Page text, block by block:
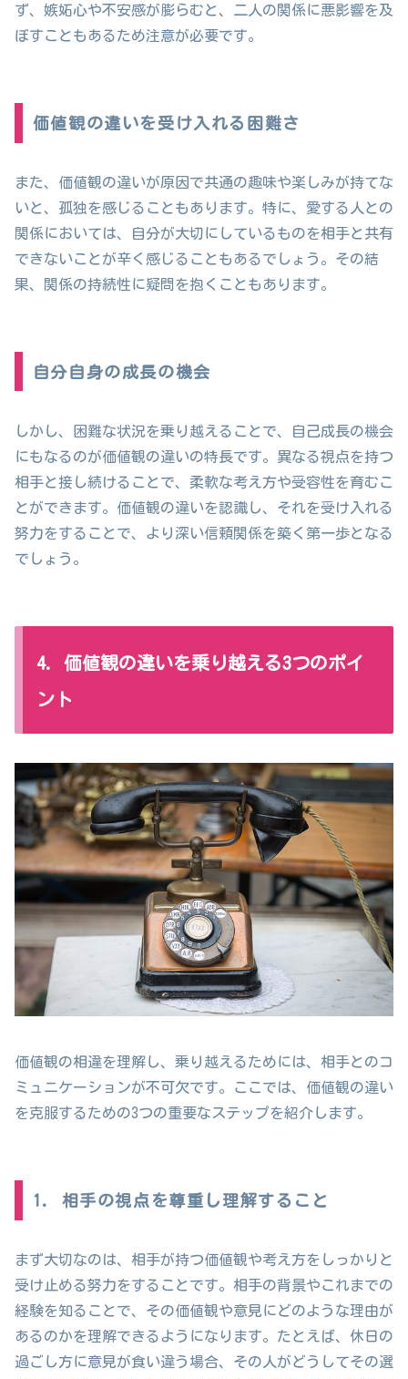
ず、嫉妬心や不安感が膨らむと、二人の関係に悪影響を及
ぼすこともあるため注意が必要です。
価値観の違いを受け入れる困難さ
また、価値観の違いが原因で共通の趣味や楽しみが持てな
いと、孤独を感じることもあります。特に、愛する人との
関係においては、自分が大切にしているものを相手と共有
できないことが辛く感じることもあるでしょう。その結
果、関係の持続性に疑問を抱くこともあります。
自分自身の成長の機会
しかし、困難な状況を乗り越えることで、自己成長の機会
にもなるのが価値観の違いの特長です。異なる視点を持つ
相手と接し続けることで、柔軟な考え方や受容性を育むこ
とができます。価値観の違いを認識し、それを受け入れる
努力をすることで、より深い信頼関係を築く第一歩となる
でしょう。
4. 価値観の違いを乗り越える3つのポイ
ント
価値観の相違を理解し、乗り越えるためには、相手とのコ
ミュニケーションが不可欠です。ここでは、価値観の違い
を克服するための3つの重要なステップを紹介します。
1. 相手の視点を尊重し理解すること
まず大切なのは、相手が持つ価値観や考え方をしっかりと
受け止める努力をすることです。相手の背景やこれまでの
経験を知ることで、その価値観や意見にどのような理由が
あるのかを理解できるようになります。たとえば、休日の
過ごし方に意見が食い違う場合、その人がどうしてその選